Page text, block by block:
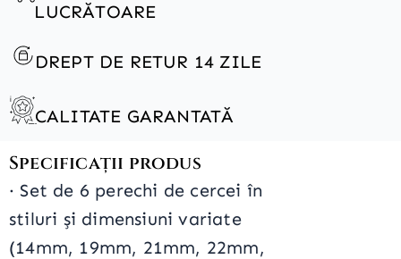
LUCRĂTOARE
DREPT DE RETUR 14 ZILE
CALITATE GARANTATĂ
Specificații produs
· Set de 6 perechi de cercei în
stiluri și dimensiuni variate
(14mm, 19mm, 21mm, 22mm,